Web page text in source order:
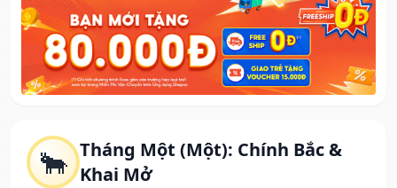
🐂 Tháng Một (Một): Chính Bắc &
Khai Mở